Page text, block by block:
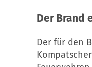
Der Brand
Der für den